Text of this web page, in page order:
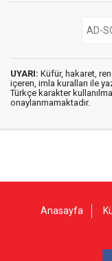
UYARI: Küfür, hakaret,
içeren, imla kuralları ile
Türkçe karakter
onaylanmamaktadır.
Anasayfa